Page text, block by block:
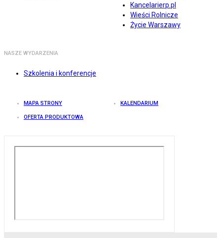
Kancelarierp.pl
Wieści Rolnicze
Życie Warszawy
NASZE WYDARZENIA
Szkolenia i konferencje
MAPA STRONY KALENDARIUM
OFERTA PRODUKTOWA